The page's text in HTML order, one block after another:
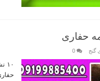
گنج 0